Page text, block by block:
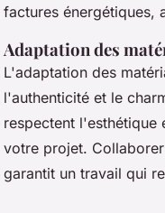
factures énergétiques,
Adaptation des
L'adaptation des
l'authenticité et le
respectent l'esthétique
votre projet.
garantit un travail qui